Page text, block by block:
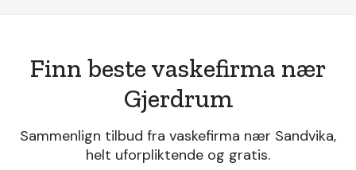
Finn beste vaskefirma nær
Gjerdrum
Sammenlign tilbud fra vaskefirma nær Sandvika,
helt uforpliktende og gratis.